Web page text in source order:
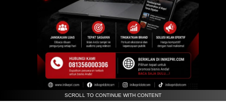
SCROLL TO CONTINUE WITH CONTENT